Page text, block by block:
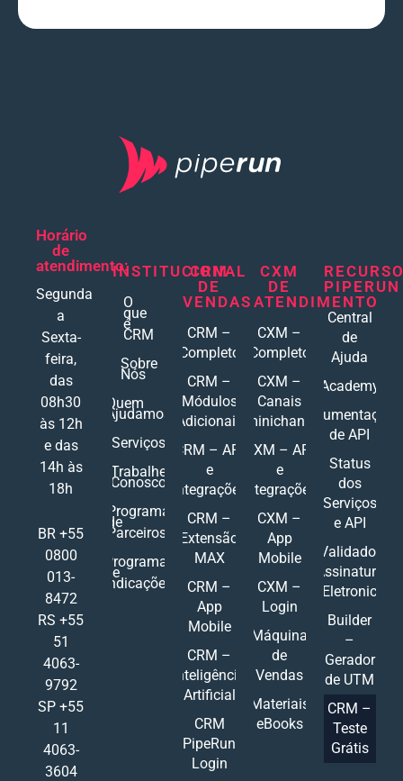
Horário
de
atendimento:
Segunda
a
Sexta-
feira,
das
08h30
às 12h
e das
14h às
18h
BR +55
0800
013-
8472
RS +55
51
4063-
9792
SP +55
11
4063-
3604
INSTITUCIONAL
O
que
é
CRM
Sobre
Nós
Quem
Ajudamos
Serviços
Trabalhe
Conosco
Programa
de
Parceiros
Programa
de
Indicações
CRM
DE
VENDAS
CRM –
Completo
CRM –
Módulos
Adicionais
CRM – API
e
Integrações
CRM –
Extensão
MAX
CRM –
App
Mobile
CRM –
Inteligência
Artificial
CRM
PipeRun
Login
CXM
DE
ATENDIMENTO
CXM –
Completo
CXM –
Canais
Ominichannel
CXM – API
e
Integrações
CXM –
App
Mobile
CXM –
Login
Máquina
de
Vendas
Materiais
eBooks
PIPERUN
Central
de
Ajuda
Academy
Documentações
de API
Status
dos
Serviços
e API
Validador
Assinatura
Eletronic
Builder
–
Gerador
de UTM
CRM –
Teste
Grátis